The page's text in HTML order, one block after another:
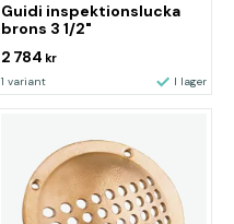
Guidi inspektionslucka
brons 3 1/2"
2 784 kr
1 variant I lager